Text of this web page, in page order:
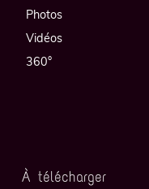
Photos
Vidéos
360°
À télécharger